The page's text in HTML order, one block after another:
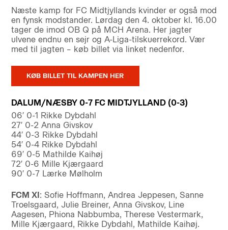
Næste kamp for FC Midtjyllands kvinder er også mod
en fynsk modstander. Lørdag den 4. oktober kl. 16.00
tager de imod OB Q på MCH Arena. Her jagter
ulvene endnu en sejr og A-Liga-tilskuerrekord. Vær
med til jagten – køb billet via linket nedenfor.
KØB BILLET TIL KAMPEN HER
DALUM/NÆSBY 0-7 FC MIDTJYLLAND (0-3)
06′ 0-1 Rikke Dybdahl
27′ 0-2 Anna Givskov
44′ 0-3 Rikke Dybdahl
54′ 0-4 Rikke Dybdahl
69′ 0-5 Mathilde Kaihøj
72′ 0-6 Mille Kjærgaard
90′ 0-7 Lærke Mølholm
FCM XI: Sofie Hoffmann, Andrea Jeppesen, Sanne
Troelsgaard, Julie Breiner, Anna Givskov, Line
Aagesen, Phiona Nabbumba, Therese Vestermark,
Mille Kjærgaard, Rikke Dybdahl, Mathilde Kaihøj.